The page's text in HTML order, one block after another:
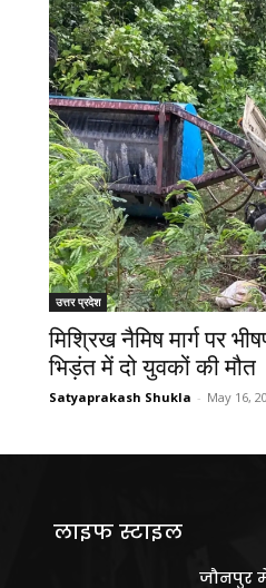
उत्तर प्रदेश
मिश्रिख नैमिष मार्ग पर
भिड़ंत में दो युवकों की मौत
Satyaprakash Shukla - May 16,
लाइफ स्टाइल
जौनपुर